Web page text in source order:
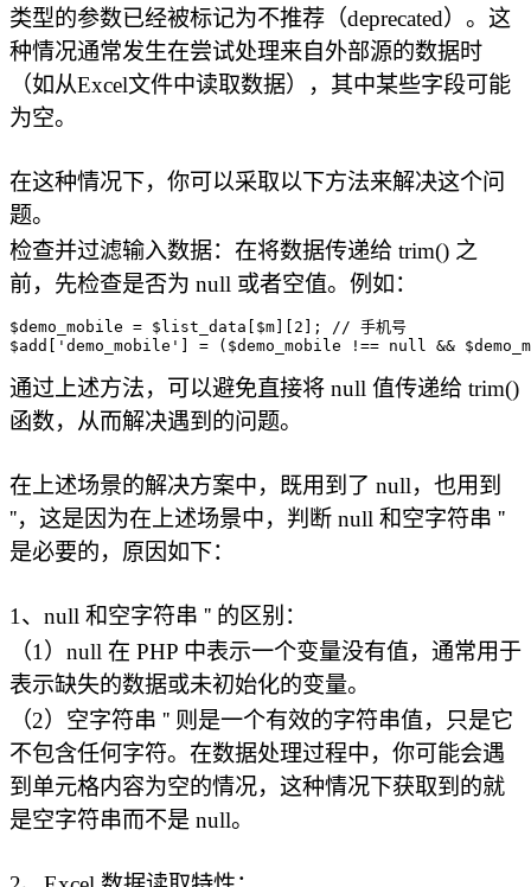
类型的参数已经被标记为不推荐（deprecated）。这
种情况通常发生在尝试处理来自外部源的数据时
（如从Excel文件中读取数据），其中某些字段可能
为空。
在这种情况下，你可以采取以下方法来解决这个问
题。
检查并过滤输入数据：在将数据传递给 trim() 之
前，先检查是否为 null 或者空值。例如：
$demo_mobile = $list_data[$m][2]; // 手机号
$add['demo_mobile'] = ($demo_mobile !== null &&
通过上述方法，可以避免直接将 null 值传递给 trim()
函数，从而解决遇到的问题。
在上述场景的解决方案中，既用到了 null，也用到
''，这是因为在上述场景中，判断 null 和空字符串 ''
是必要的，原因如下：
1、null 和空字符串 '' 的区别：
（1）null 在 PHP 中表示一个变量没有值，通常用于
表示缺失的数据或未初始化的变量。
（2）空字符串 '' 则是一个有效的字符串值，只是它
不包含任何字符。在数据处理过程中，你可能会遇
到单元格内容为空的情况，这种情况下获取到的就
是空字符串而不是 null。